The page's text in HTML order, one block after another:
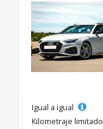
Igual a igual
Kilometraje limitado